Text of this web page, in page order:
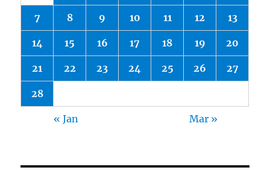
7 8 9 10 11 12 13
14 15 16 17 18 19 20
21 22 23 24 25 26 27
28
« Jan Mar »